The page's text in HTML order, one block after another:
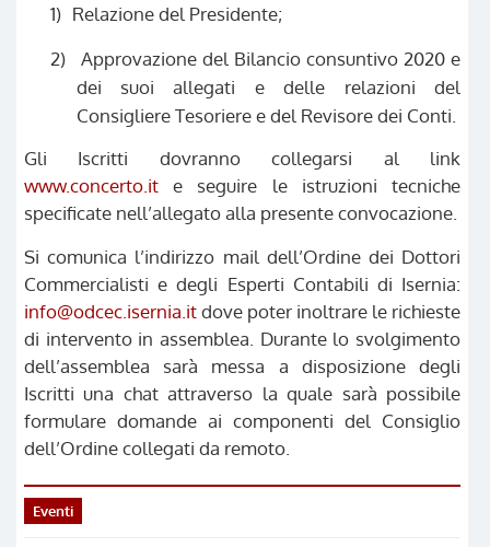
Eventi
1) Relazione del Presidente;
2)
Approvazione del Bilancio consuntivo 2020 e
dei suoi allegati e delle relazioni del
Consigliere Tesoriere e del Revisore dei Conti.
Gli Iscritti dovranno collegarsi al link
www.concerto.it e seguire le istruzioni tecniche
specificate nell’allegato alla presente convocazione.
Si comunica l’indirizzo mail dell’Ordine dei Dottori
Commercialisti e degli Esperti Contabili di Isernia:
info@odcec.isernia.itdove poter inoltrare le richieste
di intervento in assemblea. Durante lo svolgimento
dell’assemblea sarà messa a disposizione degli
Iscritti una chat attraverso la quale sarà possibile
formulare domande ai componenti del Consiglio
dell’Ordine collegati da remoto.